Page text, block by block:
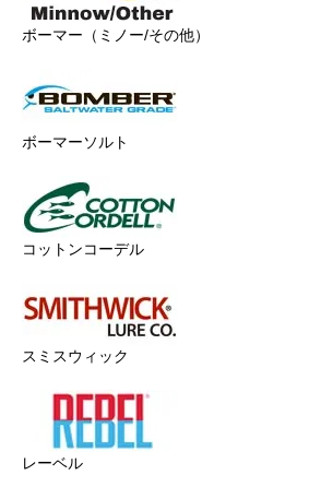
ボーマー（ミノー/その他）
ボーマーソルト
コットンコーデル
スミスウィック
レーベル